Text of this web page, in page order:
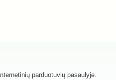
parduotuvių pasaulyje.